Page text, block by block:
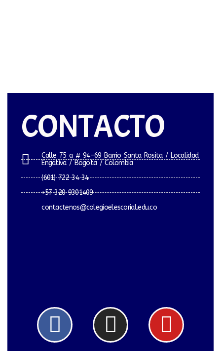
CONTACTO
Calle 75 a # 94-69 Barrio Santa Rosita / Localidad
Engativa / Bogota / Colombia
(601) 722 34 34
+57 320 9301409
contactenos@colegioelescorial.edu.co
FacebookInstagram